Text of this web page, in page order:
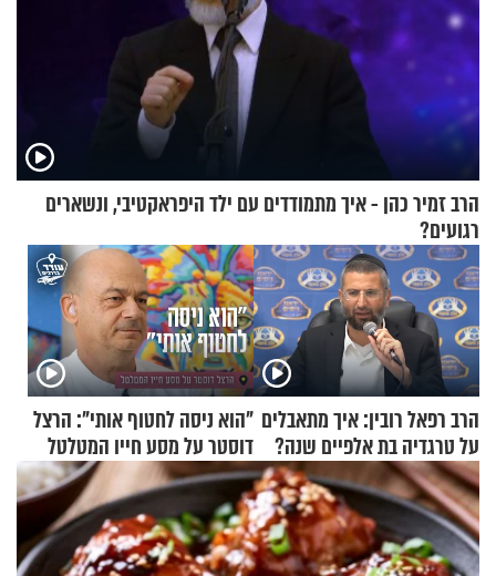
הרב זמיר כהן - איך מתמודדים עם ילד היפראקטיבי, ונשארים
רגועים?
הרב רפאל רובין: איך מתאבלים
על טרגדיה בת אלפיים שנה?
"הוא ניסה לחטוף אותי": הרצל
דוסטר על מסע חייו המטלטל